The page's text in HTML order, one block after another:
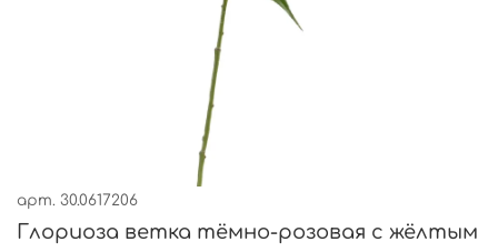
арт. 30.0617206
Глориоза ветка тёмно-розовая с жёлтым